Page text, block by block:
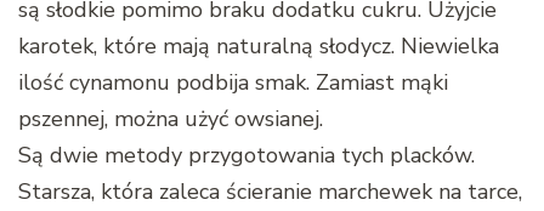
są słodkie pomimo braku dodatku cukru. Użyjcie
karotek, które mają naturalną słodycz. Niewielka
ilość cynamonu podbija smak. Zamiast mąki
pszennej, można użyć owsianej.
Są dwie metody przygotowania tych placków.
Starsza, która zaleca ścieranie marchewek na tarce,